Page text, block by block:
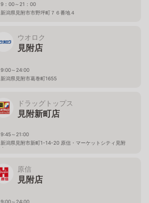
9：00～21：00
新潟県見附市市野坪町７６番地４
ウオロク
見附店
9:00～24:00
新潟県見附市葛巻町1655
ドラッグトップス
見附新町店
9:45～21:00
新潟県見附市新町1-14-20 原信・マーケットシティ見附
内
原信
見附店
9:00～24:00